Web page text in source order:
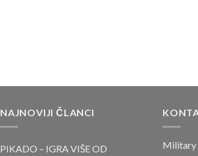
NAJNOVIJI ČLANCI
PIKADO – IGRA VIŠE OD
Military